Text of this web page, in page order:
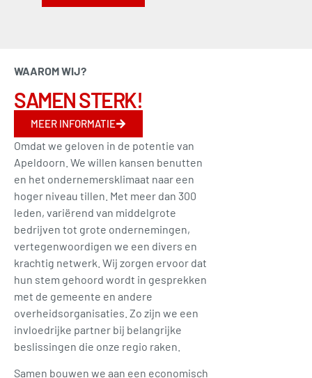
WAAROM WIJ?
SAMEN STERK!
MEER INFORMATIE
Omdat we geloven in de potentie van
Apeldoorn. We willen kansen benutten
en het ondernemersklimaat naar een
hoger niveau tillen. Met meer dan 300
leden, variërend van middelgrote
bedrijven tot grote ondernemingen,
vertegenwoordigen we een divers en
krachtig netwerk. Wij zorgen ervoor dat
hun stem gehoord wordt in gesprekken
met de gemeente en andere
overheidsorganisaties. Zo zijn we een
invloedrijke partner bij belangrijke
beslissingen die onze regio raken.
Samen bouwen we aan een economisch